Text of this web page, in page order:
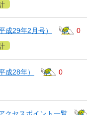
成29年2月号）
0
成28年）
0